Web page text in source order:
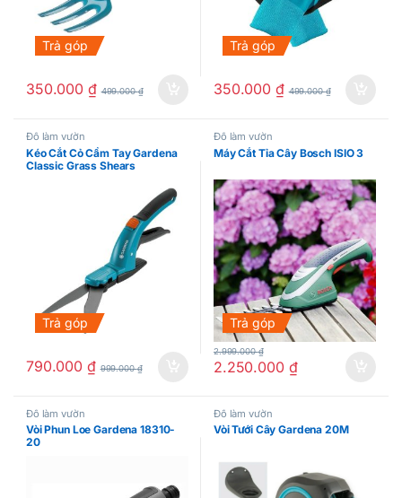
Trả góp
350.000 ₫ 499.000₫
Trả góp
350.000 ₫ 499.000₫
Đồ làm vườn
Kéo Cắt Cỏ Cầm Tay Gardena
Classic Grass Shears
Trả góp
790.000 ₫ 999.000₫
Đồ làm vườn
Máy Cắt Tỉa Cây Bosch ISIO 3
Trả góp
2.250.000 ₫
2.999.000₫
Đồ làm vườn
Vòi Phun Loe Gardena 18310-
20
Đồ làm vườn
Vòi Tưới Cây Gardena 20M